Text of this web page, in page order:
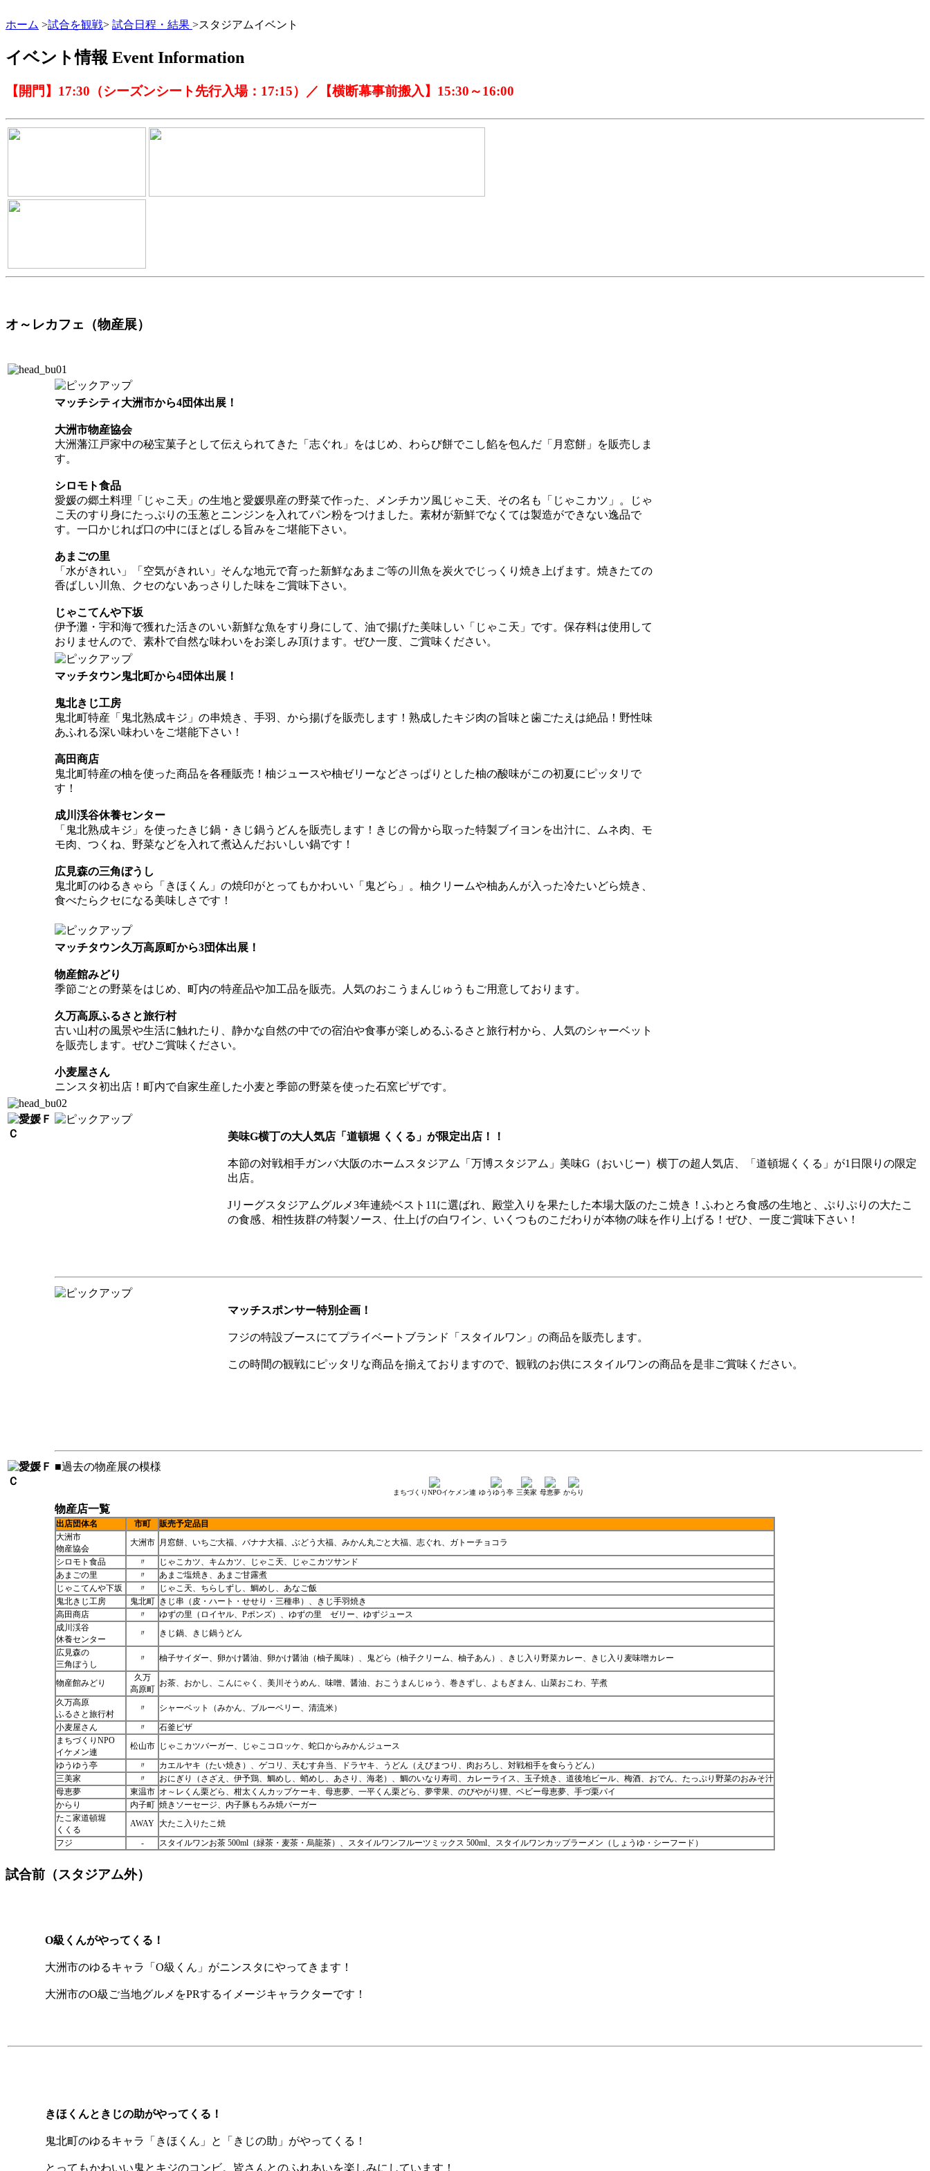
ホーム >試合を観戦> 試合日程・結果 >スタジアムイベント
イベント情報 Event Information
【開門】17:30（シーズンシート先行入場：17:15）／【横断幕事前搬入】15:30～16:00
オ～レカフェ（物産展）
マッチシティ大洲市から4団体出展！
大洲市物産協会
大洲藩江戸家中の秘宝菓子として伝えられてきた「志ぐれ」をはじめ、わらび餅でこし餡を包んだ「月窓餅」を販売しま
す。
シロモト食品
愛媛の郷土料理「じゃこ天」の生地と愛媛県産の野菜で作った、メンチカツ風じゃこ天、その名も「じゃこカツ」。じゃ
こ天のすり身にたっぷりの玉葱とニンジンを入れてパン粉をつけました。素材が新鮮でなくては製造ができない逸品で
す。一口かじれば口の中にほとばしる旨みをご堪能下さい。
あまごの里
「水がきれい」「空気がきれい」そんな地元で育った新鮮なあまご等の川魚を炭火でじっくり焼き上げます。焼きたての
香ばしい川魚、クセのないあっさりした味をご賞味下さい。
じゃこてんや下坂
伊予灘・宇和海で獲れた活きのいい新鮮な魚をすり身にして、油で揚げた美味しい「じゃこ天」です。保存料は使用して
おりませんので、素朴で自然な味わいをお楽しみ頂けます。ぜひ一度、ご賞味ください。
マッチタウン鬼北町から4団体出展！
鬼北きじ工房
鬼北町特産「鬼北熟成キジ」の串焼き、手羽、から揚げを販売します！熟成したキジ肉の旨味と歯ごたえは絶品！野性味
あふれる深い味わいをご堪能下さい！
高田商店
鬼北町特産の柚を使った商品を各種販売！柚ジュースや柚ゼリーなどさっぱりとした柚の酸味がこの初夏にピッタリで
す！
成川渓谷休養センター
「鬼北熟成キジ」を使ったきじ鍋・きじ鍋うどんを販売します！きじの骨から取った特製ブイヨンを出汁に、ムネ肉、モ
モ肉、つくね、野菜などを入れて煮込んだおいしい鍋です！
広見森の三角ぼうし
鬼北町のゆるきゃら「きほくん」の焼印がとってもかわいい「鬼どら」。柚クリームや柚あんが入った冷たいどら焼き、
食べたらクセになる美味しさです！
マッチタウン久万高原町から3団体出展！
物産館みどり
季節ごとの野菜をはじめ、町内の特産品や加工品を販売。人気のおこうまんじゅうもご用意しております。
久万高原ふるさと旅行村
古い山村の風景や生活に触れたり、静かな自然の中での宿泊や食事が楽しめるふるさと旅行村から、人気のシャーベット
を販売します。ぜひご賞味ください。
小麦屋さん
ニンスタ初出店！町内で自家生産した小麦と季節の野菜を使った石窯ピザです。
美味G横丁の大人気店「道頓堀 くくる」が限定出店！！
本節の対戦相手ガンバ大阪のホームスタジアム「万博スタジアム」美味G（おいじー）横丁の超人気店、「道頓堀くくる」が1日限りの限定
出店。
Jリーグスタジアムグルメ3年連続ベスト11に選ばれ、殿堂入りを果たした本場大阪のたこ焼き！ふわとろ食感の生地と、ぷりぷりの大たこ
の食感、相性抜群の特製ソース、仕上げの白ワイン、いくつものこだわりが本物の味を作り上げる！ぜひ、一度ご賞味下さい！
マッチスポンサー特別企画！
フジの特設ブースにてプライベートブランド「スタイルワン」の商品を販売します。
この時間の観戦にピッタリな商品を揃えておりますので、観戦のお供にスタイルワンの商品を是非ご賞味ください。
■過去の物産展の模様
まちづくりNPOイケメン連 ゆうゆう亭 三美家 母恵夢 からり
物産店一覧
出店団体名 市町
販売予定品目
大洲市
物産協会
大洲市
月窓餅、いちご大福、バナナ大福、ぶどう大福、みかん丸ごと大福、志ぐれ、ガトーチョコラ
シロモト食品
〃
じゃこカツ、キムカツ、じゃこ天、じゃこカツサンド
あまごの里
〃
あまご塩焼き、あまご甘露煮
じゃこてんや下坂
〃
じゃこ天、ちらしずし、鯛めし、あなご飯
鬼北きじ工房
鬼北町 きじ串（皮・ハート・せせり・三種串）、きじ手羽焼き
高田商店
〃
ゆずの里（ロイヤル、Pポンズ）、ゆずの里 ゼリー、ゆずジュース
成川渓谷
休養センター
〃
きじ鍋、きじ鍋うどん
広見森の
三角ぼうし
〃 柚子サイダー、卵かけ醤油、卵かけ醤油（柚子風味）、鬼どら（柚子クリーム、柚子あん）、きじ入り野菜カレー、きじ入り麦味噌カレー
物産館みどり
久万
高原町
お茶、おかし、こんにゃく、美川そうめん、味噌、醤油、おこうまんじゅう、巻きずし、よもぎまん、山菜おこわ、芋煮
久万高原
ふるさと旅行村
〃
シャーベット（みかん、ブルーベリー、清流米）
小麦屋さん
〃
石釜ピザ
まちづくりNPO
イケメン連
松山市
じゃこカツバーガー、じゃこコロッケ、蛇口からみかんジュース
ゆうゆう亭
〃
カエルヤキ（たい焼き）、ゲコリ、天むす弁当、ドラヤキ、うどん（えびまつり、肉おろし、対戦相手を食らうどん）
三美家
〃
おにぎり（さざえ、伊予鶏、鯛めし、蛸めし、あさり、海老）、鯛のいなり寿司、カレーライス、玉子焼き、道後地ビール、梅酒、おでん、たっぷり野菜のおみそ汁
母恵夢
東温市 オ～レくん栗どら、柑太くんカップケーキ、母恵夢、一平くん栗どら、夢雫果、のびやがり狸、ベビー母恵夢、手づ栗パイ
からり
内子町 焼きソーセージ、内子豚もろみ焼バーガー
たこ家道頓堀
くくる
AWAY 大たこ入りたこ焼
フジ
- スタイルワンお茶 500ml（緑茶・麦茶・烏龍茶）、スタイルワンフルーツミックス 500ml、スタイルワンカップラーメン（しょうゆ・シーフード）
試合前（スタジアム外）
O級くんがやってくる！
大洲市のゆるキャラ「O級くん」がニンスタにやってきます！
大洲市のO級ご当地グルメをPRするイメージキャラクターです！
きほくんときじの助がやってくる！
鬼北町のゆるキャラ「きほくん」と「きじの助」がやってくる！
とってもかわいい鬼とキジのコンビ。皆さんとのふれあいを楽しみにしています！